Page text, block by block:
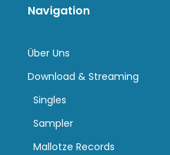
Navigation
Über Uns
Download & Streaming
Singles
Sampler
Mallotze Records